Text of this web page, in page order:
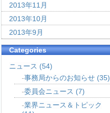
2013年11月
2013年10月
2013年9月
Categories
ニュース (54)
事務局からのお知らせ (35)
委員会ニュース (7)
業界ニュース＆トピック